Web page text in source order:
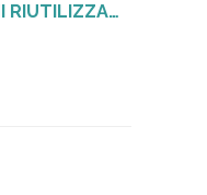
MAJOR PIATTI PIANI RIUTILIZZABILI 35PZ